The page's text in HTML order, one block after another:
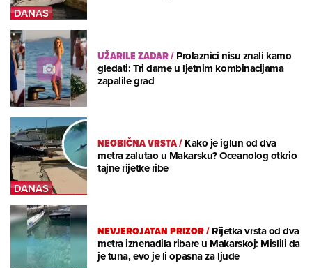
UŽARILE ZADAR/Prolaznici nisu znali kamo
gledati: Tri dame u ljetnim kombinacijama
zapalile grad
NEOBIČNA VRSTA/Kako je iglun od dva
metra zalutao u Makarsku? Oceanolog otkrio
tajne rijetke ribe
NEVJEROJATAN PRIZOR/Rijetka vrsta od dva
metra iznenadila ribare u Makarskoj: Mislili da
je tuna, evo je li opasna za ljude